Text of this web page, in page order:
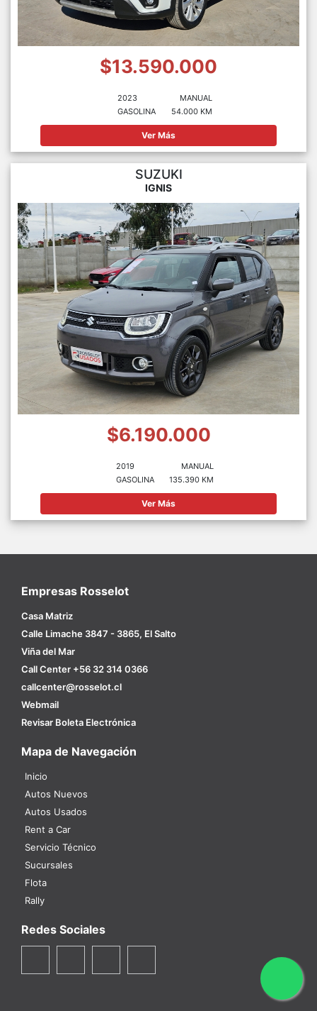
$13.590.000
2023
GASOLINA
MANUAL
54.000 KM
Ver Más
SUZUKI
IGNIS
$6.190.000
2019
GASOLINA
MANUAL
135.390 KM
Ver Más
Empresas Rosselot
Casa Matriz
Calle Limache 3847 - 3865, El Salto
Viña del Mar
Call Center +56 32 314 0366
callcenter@rosselot.cl
Webmail
Revisar Boleta Electrónica
Mapa de Navegación
Inicio
Autos Nuevos
Autos Usados
Rent a Car
Servicio Técnico
Sucursales
Flota
Rally
Redes Sociales